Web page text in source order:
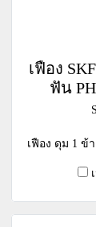
เฟือง
ฟัน
เฟือง ดุม 1 ข้า